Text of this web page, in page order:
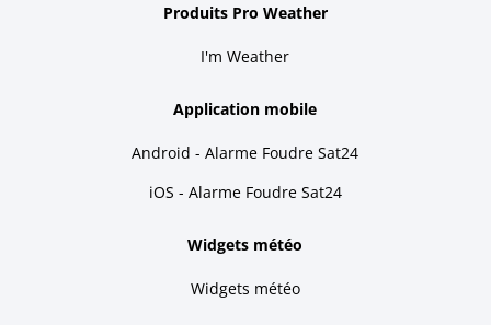
Produits Pro Weather
I'm Weather
Application mobile
Android - Alarme Foudre Sat24
iOS - Alarme Foudre Sat24
Widgets météo
Widgets météo